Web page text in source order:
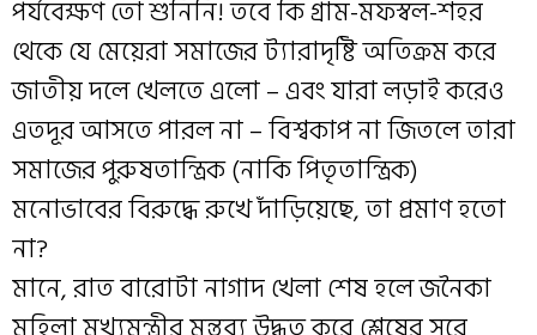
পর্যবেক্ষণ তো শুনিনি! তবে কি গ্রাম-মফস্বল-শহর
থেকে যে মেয়েরা সমাজের ট্যারাদৃষ্টি অতিক্রম করে
জাতীয় দলে খেলতে এলো – এবং যারা লড়াই করেও
এতদূর আসতে পারল না – বিশ্বকাপ না জিতলে তারা
সমাজের পুরুষতান্ত্রিক (নাকি পিতৃতান্ত্রিক)
মনোভাবের বিরুদ্ধে রুখে দাঁড়িয়েছে, তা প্রমাণ হতো
না?
মানে, রাত বারোটা নাগাদ খেলা শেষ হলে জনৈকা